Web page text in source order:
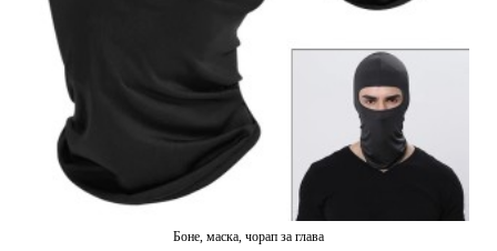
Боне, маска, чорап за глава